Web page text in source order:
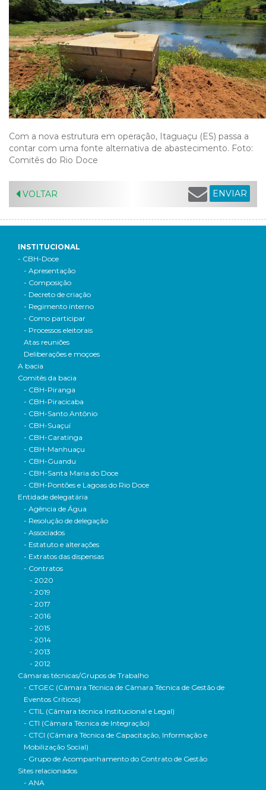
Com a nova estrutura em operação, Itaguaçu (ES) passa a
contar com uma fonte alternativa de abastecimento. Foto:
Comitês do Rio Doce
VOLTAR ENVIAR
INSTITUCIONAL
- CBH-Doce
- Apresentação
- Composição
- Decreto de criação
- Regimento interno
- Como participar
- Processos eleitorais
Atas reuniões
Deliberações e moçoes
A bacia
Comitês da bacia
- CBH-Piranga
- CBH-Piracicaba
- CBH-Santo Antônio
- CBH-Suaçuí
- CBH-Caratinga
- CBH-Manhuaçu
- CBH-Guandu
- CBH-Santa Maria do Doce
- CBH-Pontões e Lagoas do Rio Doce
Entidade delegatária
- Agência de Água
- Resolução de delegação
- Associados
- Estatuto e alterações
- Extratos das dispensas
- Contratos
- 2020
- 2019
- 2017
- 2016
- 2015
- 2014
- 2013
- 2012
Câmaras técnicas/Grupos de Trabalho
- CTGEC (Câmara Técnica de Câmara Técnica de Gestão de
Eventos Críticos)
- CTIL (Câmara técnica Institucional e Legal)
- CTI (Câmara Técnica de Integração)
- CTCI (Câmara Técnica de Capacitação, Informação e
Mobilização Social)
- Grupo de Acompanhamento do Contrato de Gestão
Sites relacionados
- ANA